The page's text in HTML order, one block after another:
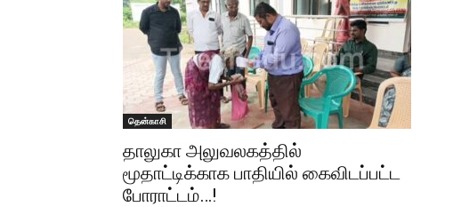
தென்காசி
தாலுகா அலுவலகத்தில்
மூதாட்டிக்காக பாதியில் கைவிடப்பட்ட
போராட்டம்…!